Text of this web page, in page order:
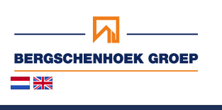
Homepage